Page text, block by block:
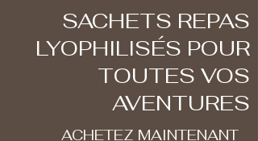
SACHETS REPAS
LYOPHILISÉS POUR
TOUTES VOS
AVENTURES
ACHETEZ MAINTENANT